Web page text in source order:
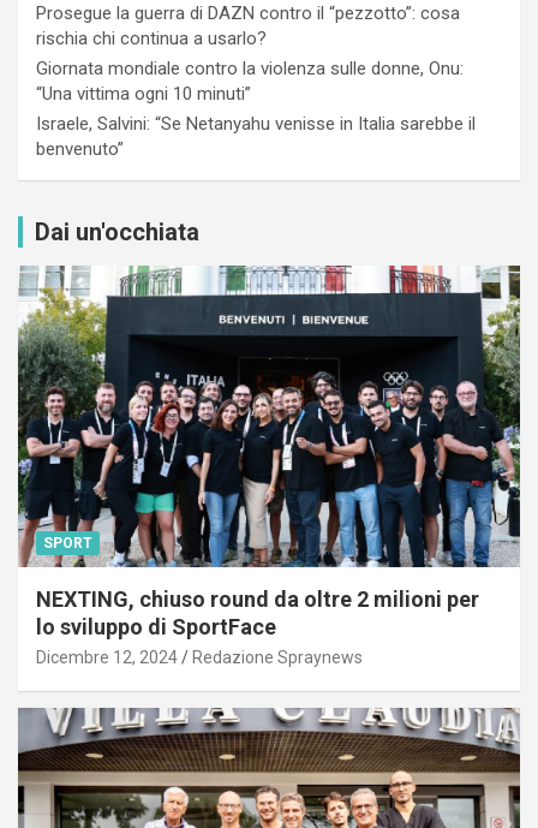
Prosegue la guerra di DAZN contro il “pezzotto”: cosa
rischia chi continua a usarlo?
Giornata mondiale contro la violenza sulle donne, Onu:
“Una vittima ogni 10 minuti”
Israele, Salvini: “Se Netanyahu venisse in Italia sarebbe il
benvenuto”
Dai un'occhiata
SPORT
NEXTING, chiuso round da oltre 2 milioni per
lo sviluppo di SportFace
Dicembre 12, 2024 Redazione Spraynews